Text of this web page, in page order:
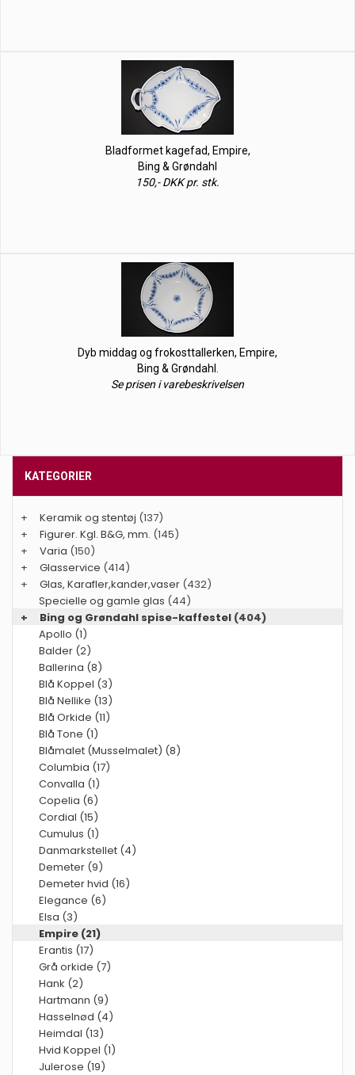
Bladformet kagefad, Empire,
Bing & Grøndahl
150,- DKK pr. stk.
Dyb middag og frokosttallerken, Empire,
Bing & Grøndahl.
Se prisen i varebeskrivelsen
KATEGORIER
+ Keramik og stentøj (137)
+
Figurer. Kgl. B&G, mm. (145)
+
Varia (150)
+
Glasservice (414)
+
Glas, Karafler,kander,vaser (432)
Specielle og gamle glas (44)
+
Bing og Grøndahl spise-kaffestel (404)
Apollo (1)
Balder (2)
Ballerina (8)
Blå Koppel (3)
Blå Nellike (13)
Blå Orkide (11)
Blå Tone (1)
Blåmalet (Musselmalet) (8)
Columbia (17)
Convalla (1)
Copelia (6)
Cordial (15)
Cumulus (1)
Danmarkstellet (4)
Demeter (9)
Demeter hvid (16)
Elegance (6)
Elsa (3)
Empire (21)
Erantis (17)
Grå orkide (7)
Hank (2)
Hartmann (9)
Hasselnød (4)
Heimdal (13)
Hvid Koppel (1)
Julerose (19)